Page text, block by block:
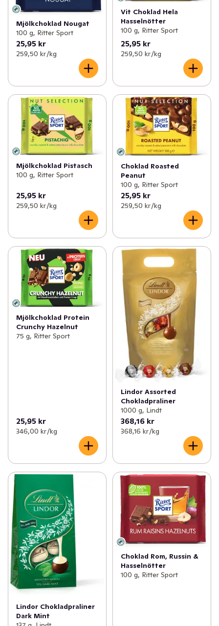
Mjölkchoklad Nougat
100 g, Ritter Sport
25,95 kr
259,50 kr /kg
Vit Choklad Hela
Hasselnötter
100 g, Ritter Sport
25,95 kr
259,50 kr /kg
Mjölkchoklad Pistasch
100 g, Ritter Sport
25,95 kr
259,50 kr /kg
Choklad Roasted
Peanut
100 g, Ritter Sport
25,95 kr
259,50 kr /kg
Mjölkchoklad Protein
Crunchy Hazelnut
75 g, Ritter Sport
25,95 kr
346,00 kr /kg
Lindor Assorted
Chokladpraliner
1000 g, Lindt
368,16 kr
368,16 kr /kg
Lindor Chokladpraliner
Dark Mint
Choklad Rom, Russin &
Hasselnötter
100 g, Ritter Sport